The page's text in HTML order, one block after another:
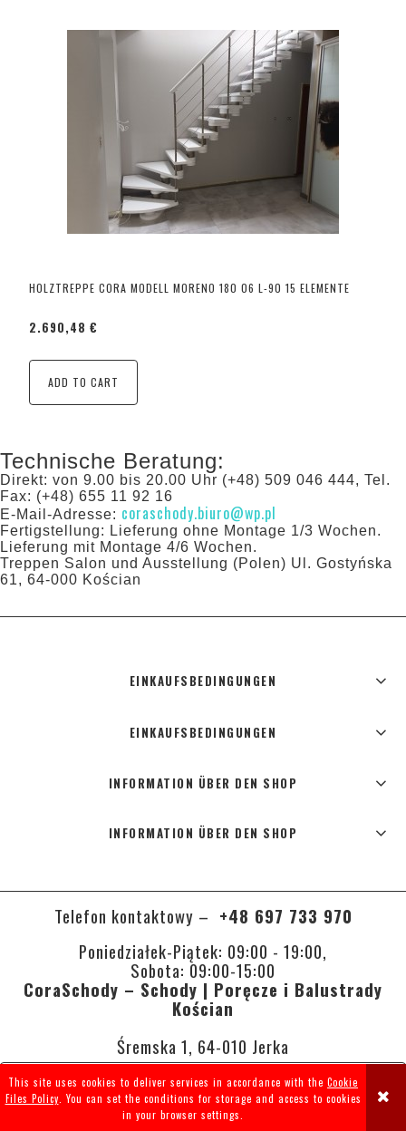
This site uses cookies to deliver services in accordance with the Cookie
Files Policy . You can set the conditions for storage and access to cookies
in your browser settings.
HOLZTREPPE CORA MODELL MORENO 180 06 L-90 15 ELEMENTE
2.690,48 €
ADD TO CART
Technische Beratung:
Direkt: von 9.00 bis 20.00 Uhr (+48) 509 046 444, Tel.
Fax: (+48) 655 11 92 16
E-Mail-Adresse: coraschody.biuro@wp.pl
Fertigstellung: Lieferung ohne Montage 1/3 Wochen.
Lieferung mit Montage 4/6 Wochen.
Treppen Salon und Ausstellung (Polen) Ul. Gostyńska
61, 64-000 Kościan
EINKAUFSBEDINGUNGEN
EINKAUFSBEDINGUNGEN
INFORMATION ÜBER DEN SHOP
INFORMATION ÜBER DEN SHOP
Telefon kontaktowy – +48 697 733 970
Poniedziałek-Piątek: 09:00 - 19:00,
Sobota: 09:00-15:00
CoraSchody – Schody | Poręcze i Balustrady
Kościan
Śremska 1, 64-010 Jerka
VIEW FULL VERSION OF THE SITE
Sklep internetowy Shoper.pl